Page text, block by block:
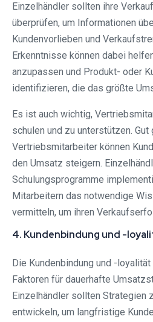
Einzelhändler sollten ihre
überprüfen, um Informationen
Kundenvorlieben und
Erkenntnisse können dabei
anzupassen und Produkt- oder
identifizieren, die das größte
Es ist auch wichtig,
schulen und zu unterstützen. Gut
Vertriebsmitarbeiter können
den Umsatz steigern.
Schulungsprogramme
Mitarbeitern das notwendige
vermitteln, um ihren
4. Kundenbindung und -
Die Kundenbindung und -
Faktoren für dauerhafte
Einzelhändler sollten Strategien
entwickeln, um langfristige